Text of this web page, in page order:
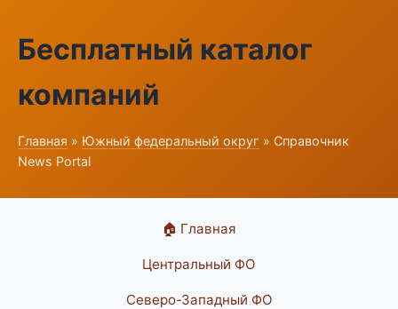
Бесплатный каталог
компаний
Главная » Южный федеральный округ » Справочник
News Portal
🏠 Главная
Центральный ФО
Северо-Западный ФО